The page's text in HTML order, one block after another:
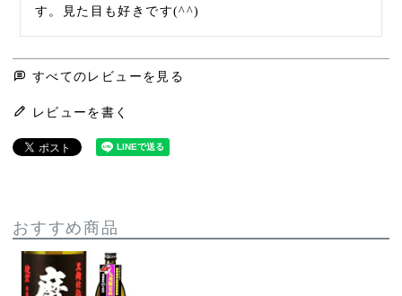
す。見た目も好きです(^^)
すべてのレビューを見る
レビューを書く
おすすめ商品